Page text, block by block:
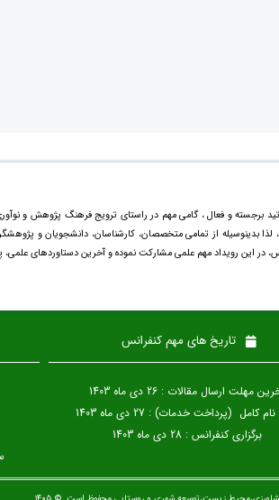
برجسته و فعال ، گامی مهم در راستای ترویج فرهنگ پژوهش و
بدینوسیله از تمامی متخصصان، کارشناسان، دانشجویان و
در این رویداد مهم علمی مشارکت نموده و آخرین دستاورد‌های علمی،
تاریخ های مهم کنفرانس
مهلت ارسال مقالات : 26 دی ماه 1403
کامل (پرداخت خدمات) : 27 دی ماه 1403
برگزاری کنفرانس : 28 دی ماه 1403